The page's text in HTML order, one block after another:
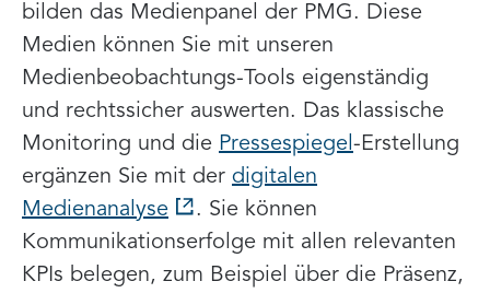
bilden das Medienpanel der PMG. Diese
Medien können Sie mit unseren
Medienbeobachtungs-Tools eigenständig
und rechtssicher auswerten. Das klassische
Monitoring und die Pressespiegel -Erstellung
ergänzen Sie mit der digitalen
Medienanalyse
. Sie können
Kommunikationserfolge mit allen relevanten
KPIs belegen, zum Beispiel über die Präsenz,